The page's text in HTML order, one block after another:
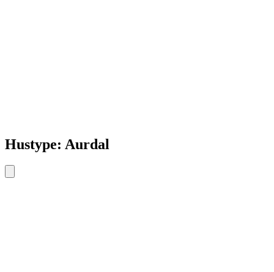
Hustype: Aurdal